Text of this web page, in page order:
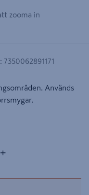
zooma in
: 7350062891171
Används
+